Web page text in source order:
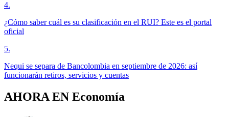
4.
¿Cómo saber cuál es su clasificación en el RUI? Este es el portal
oficial
5.
Nequi se separa de Bancolombia en septiembre de 2026: así
funcionarán retiros, servicios y cuentas
AHORA EN Economía